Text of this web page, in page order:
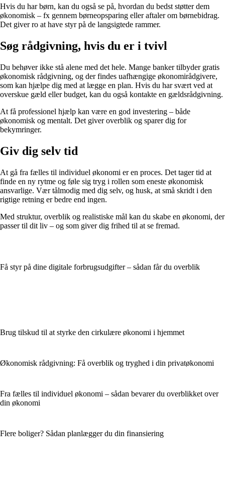
Hvis du har børn, kan du også se på, hvordan du bedst støtter dem
økonomisk – fx gennem børneopsparing eller aftaler om børnebidrag.
Det giver ro at have styr på de langsigtede rammer.
Søg rådgivning, hvis du er i tvivl
Du behøver ikke stå alene med det hele. Mange banker tilbyder gratis
økonomisk rådgivning, og der findes uafhængige økonomirådgivere,
som kan hjælpe dig med at lægge en plan. Hvis du har svært ved at
overskue gæld eller budget, kan du også kontakte en gældsrådgivning.
At få professionel hjælp kan være en god investering – både
økonomisk og mentalt. Det giver overblik og sparer dig for
bekymringer.
Giv dig selv tid
At gå fra fælles til individuel økonomi er en proces. Det tager tid at
finde en ny rytme og føle sig tryg i rollen som eneste økonomisk
ansvarlige. Vær tålmodig med dig selv, og husk, at små skridt i den
rigtige retning er bedre end ingen.
Med struktur, overblik og realistiske mål kan du skabe en økonomi, der
passer til dit liv – og som giver dig frihed til at se fremad.
Få styr på dine digitale forbrugsudgifter – sådan får du overblik
Brug tilskud til at styrke den cirkulære økonomi i hjemmet
Økonomisk rådgivning: Få overblik og tryghed i din privatøkonomi
Fra fælles til individuel økonomi – sådan bevarer du overblikket over
din økonomi
Flere boliger? Sådan planlægger du din finansiering